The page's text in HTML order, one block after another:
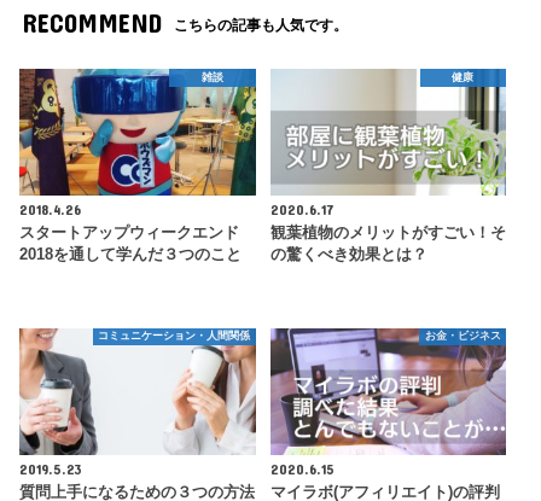
RECOMMEND こちらの記事も人気です。
雑談
2018.4.26
スタートアップウィークエンド
2018を通して学んだ３つのこと
健康
2020.6.17
観葉植物のメリットがすごい！そ
の驚くべき効果とは？
コミュニケーション・人間関係
2019.5.23
質問上手になるための３つの方法
お金・ビジネス
2020.6.15
マイラボ(アフィリエイト)の評判